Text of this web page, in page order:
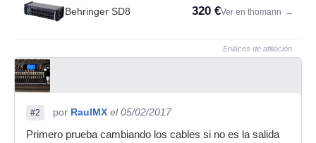
Behringer SD8 320 €Ver en thomann →
Enlaces de afiliación
#2 por RaulMX el 05/02/2017
Primero prueba cambiando los cables si no es la salida